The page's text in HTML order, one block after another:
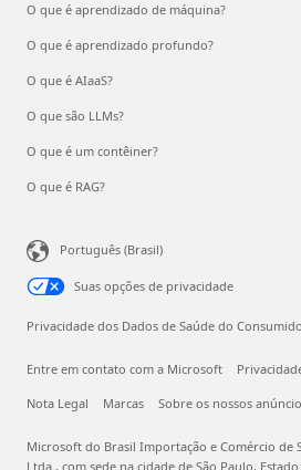
O que é aprendizado de máquina?
O que é aprendizado profundo?
O que é AIaaS?
O que são LLMs?
O que é um contêiner?
O que é RAG?
Português (Brasil)
Suas opções de privacidade
Privacidade dos Dados de Saúde do
Entre em contato com a Microsoft
Nota Legal Marcas Sobre os nossos
Microsoft do Brasil Importação e Comércio de
Ltda., com sede na cidade de São Paulo,